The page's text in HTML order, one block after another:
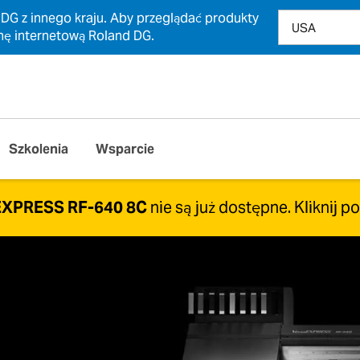
z innego kraju. Aby przeglądać produkty
internetową Roland DG.
Szkolenia Wsparcie
RF-640 8Cnie są już dostępne. Kliknij
z szeroką gamą uaktualnień i dodatkowych funkcji
aby dowiedzieć się więcej.